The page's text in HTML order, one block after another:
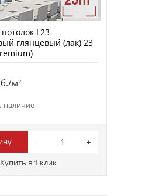
L23
глянцевый (лак) 23
м²
наличие
Купить в 1 клик